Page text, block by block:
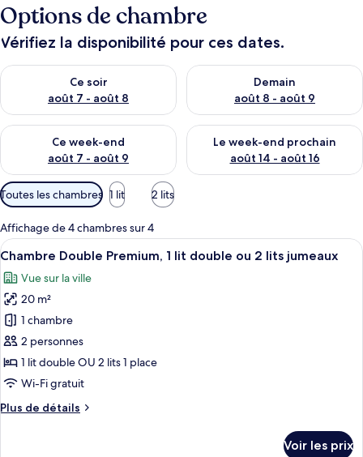
Options de chambre
Vérifiez la disponibilité pour ces dates.
Ce soir
août 7 - août 8
Vérifier la disponibilité pour ce soir août 7 - août 8
Demain
août 8 - août 9
Vérifier la disponibilité pour
Ce week-end
août 7 - août 9
Vérifier la disponibilité pour ce week-end août 7 - août 9
Le week-end prochain
août 14 - août 16
Vérifier la disponibilité pour
Filtres
disponibles
pour
les
chambres
Toutes les chambres 1 lit 2 lits
Affichage de 4 chambres sur 4
Afficher
toutes
les
photos
pour
ce
type
de
chambre :
Chambre
Une chambre d’hôtel avec une
14
Chambre Double Premium, 1 lit double ou 2 lits jumeaux
Vue sur la ville
20 m²
1 chambre
2 personnes
1 lit double OU 2 lits 1 place
Wi-Fi gratuit
Plus de détails
Plus
Voir les prix